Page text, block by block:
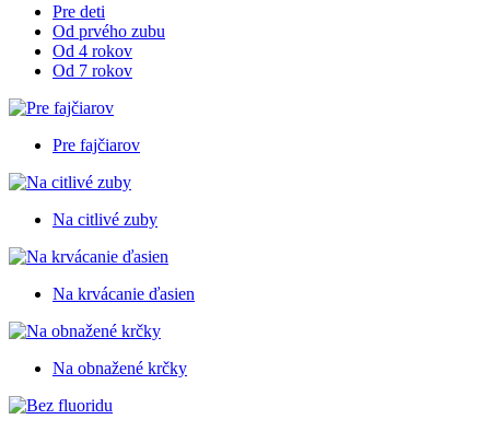
Pre deti
Od prvého zubu
Od 4 rokov
Od 7 rokov
Pre fajčiarov
Na citlivé zuby
Na krvácanie ďasien
Na obnažené krčky